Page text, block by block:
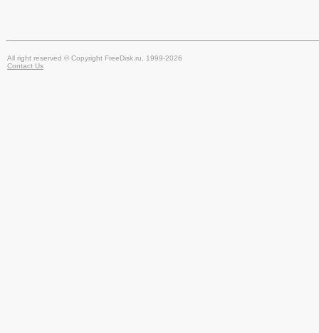
All right reserved © Copyright FreeDisk.ru, 1999-2026
Contact Us